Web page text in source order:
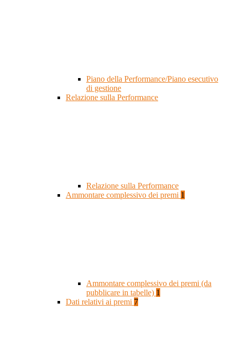
Piano della Performance/Piano esecutivo
di gestione
Relazione sulla Performance
Relazione sulla Performance
Ammontare complessivo dei premi 1
Ammontare complessivo dei premi (da
pubblicare in tabelle) 1
Dati relativi ai premi 7